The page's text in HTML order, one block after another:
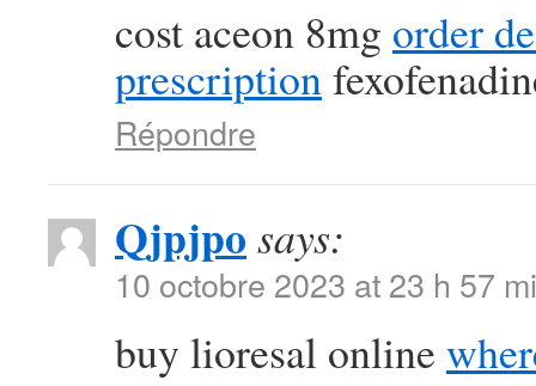
cost aceon 8mg order
prescription
Répondre
Qjpjpo says:
10 octobre 2023 at 23 h 57
buy lioresal online